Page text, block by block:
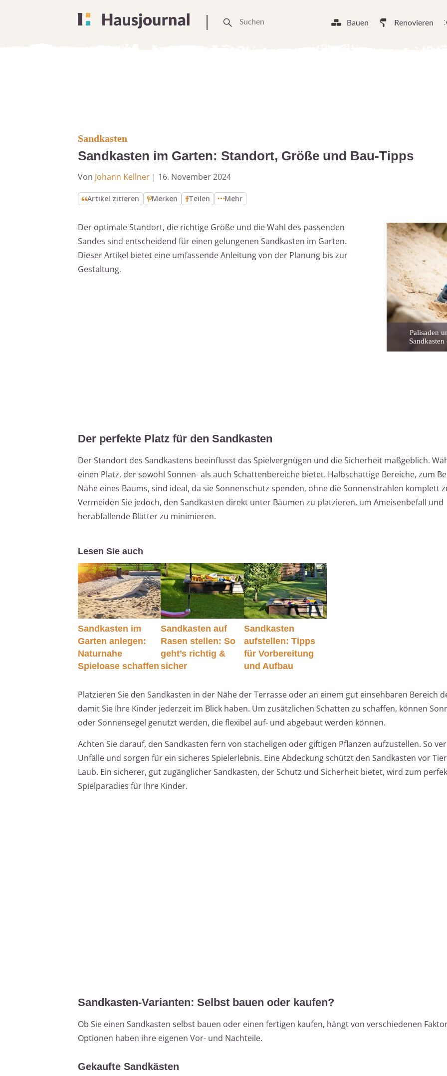
Bauen Renovieren
Sandkasten
Sandkasten im Garten: Standort, Größe und Bau-Tipps
Von Johann Kellner | 16. November 2024
Artikel zitieren Merken Teilen Mehr
Der optimale Standort, die richtige Größe und die Wahl des passenden
Sandes sind entscheidend für einen gelungenen Sandkasten im Garten.
Dieser Artikel bietet eine umfassende Anleitung von der Planung bis zur
Gestaltung.
Palisaden
Der perfekte Platz für den Sandkasten
Der Standort des Sandkastens beeinflusst das Spielvergnügen und die Sicherheit maßgeblich.
einen Platz, der sowohl Sonnen- als auch Schattenbereiche bietet. Halbschattige Bereiche, zum
Nähe eines Baums, sind ideal, da sie Sonnenschutz spenden, ohne die Sonnenstrahlen komplett
Vermeiden Sie jedoch, den Sandkasten direkt unter Bäumen zu platzieren, um Ameisenbefall und
herabfallende Blätter zu minimieren.
Lesen Sie auch
Sandkasten im
Garten anlegen:
Naturnahe
Spieloase schaffen
Sandkasten auf
Rasen stellen: So
geht’s richtig &
sicher
Sandkasten
aufstellen: Tipps
für Vorbereitung
und Aufbau
Platzieren Sie den Sandkasten in der Nähe der Terrasse oder an einem gut einsehbaren Bereich
damit Sie Ihre Kinder jederzeit im Blick haben. Um zusätzlichen Schatten zu schaffen, können
oder Sonnensegel genutzt werden, die flexibel auf- und abgebaut werden können.
Achten Sie darauf, den Sandkasten fern von stacheligen oder giftigen Pflanzen aufzustellen. So
Unfälle und sorgen für ein sicheres Spielerlebnis. Eine Abdeckung schützt den Sandkasten vor
Laub. Ein sicherer, gut zugänglicher Sandkasten, der Schutz und Sicherheit bietet, wird zum
Spielparadies für Ihre Kinder.
Sandkasten-Varianten: Selbst bauen oder kaufen?
Ob Sie einen Sandkasten selbst bauen oder einen fertigen kaufen, hängt von verschiedenen
Optionen haben ihre eigenen Vor- und Nachteile.
Gekaufte Sandkästen